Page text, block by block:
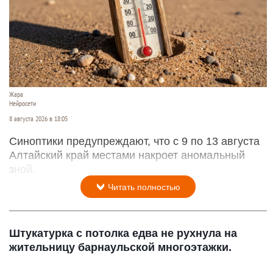
Жара
Нейросети
8 августа 2026 в 18:05
Синоптики предупреждают, что с 9 по 13 августа
Алтайский край местами накроет аномальный
зной.
Читать полностью
Штукатурка с потолка едва не рухнула на
жительницу барнаульской многоэтажки.